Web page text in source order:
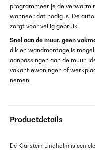
programmeer je de
wanneer dat nodig is. De
zorgt voor veilig gebruik.
Snel aan de muur, geen
dik en wandmontage is
aanpassingen aan de muur.
vakantiewoningen of
nemen.
Productdetails
De Klarstein Lindholm is een